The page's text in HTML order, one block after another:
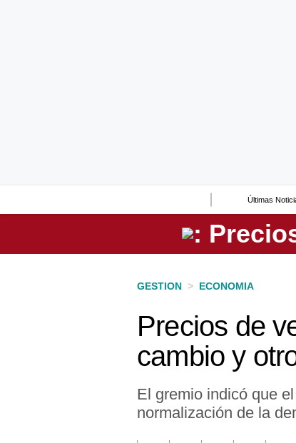
Últimas
Perú
GESTION > ECONOMIA
Precios de
cambio y
El gremio indicó que
normalización de la